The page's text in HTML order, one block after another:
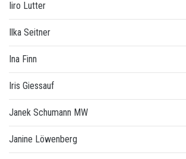
Iiro Lutter
Ilka Seitner
Ina Finn
Iris Giessauf
Janek Schumann MW
Janine Löwenberg